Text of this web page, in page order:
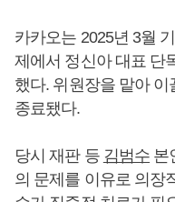
카카오는 2025년 3월
제에서 정신아 대표 단
했다. 위원장을 맡아
종료됐다.
당시 재판 등 김범수 본
의 문제를 이유로 의장